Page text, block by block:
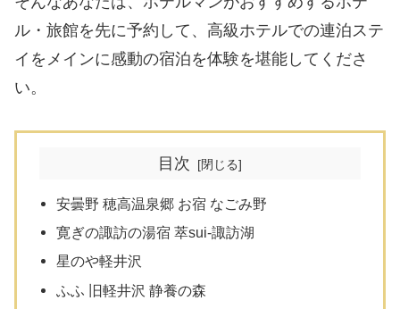
ル・旅館を先に予約して、高級ホテルでの連泊ステ
イをメインに感動の宿泊を体験を堪能してくださ
い。
目次
安曇野 穂高温泉郷 お宿 なごみ野
寛ぎの諏訪の湯宿 萃sui-諏訪湖
星のや軽井沢
ふふ 旧軽井沢 静養の森